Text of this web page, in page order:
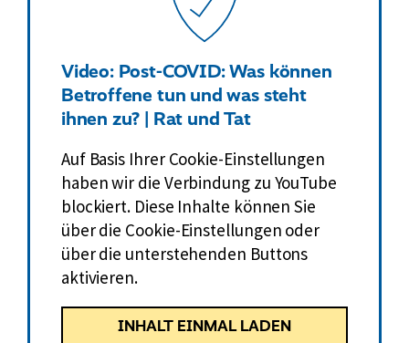
n
:
Video: Post-COVID: Was können
Betroffene tun und was steht
ihnen zu? | Rat und Tat
Auf Basis Ihrer Cookie-Einstellungen
haben wir die Verbindung zu YouTube
blockiert. Diese Inhalte können Sie
über die Cookie-Einstellungen oder
über die unterstehenden Buttons
aktivieren.
INHALT EINMAL LADEN